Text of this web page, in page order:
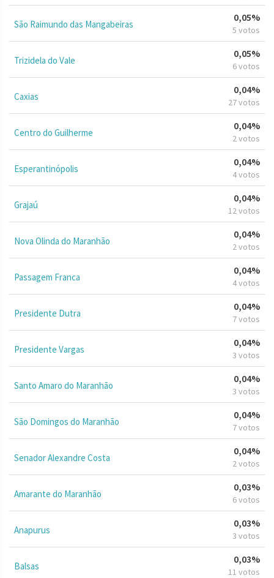
São Raimundo das Mangabeiras
0,05%
5 votos
Trizidela do Vale
0,05%
6 votos
Caxias
0,04%
27 votos
Centro do Guilherme
0,04%
2 votos
Esperantinópolis
0,04%
4 votos
Grajaú
0,04%
12 votos
Nova Olinda do Maranhão
0,04%
2 votos
Passagem Franca
0,04%
4 votos
Presidente Dutra
0,04%
7 votos
Presidente Vargas
0,04%
3 votos
Santo Amaro do Maranhão
0,04%
3 votos
São Domingos do Maranhão
0,04%
7 votos
Senador Alexandre Costa
0,04%
2 votos
Amarante do Maranhão
0,03%
6 votos
Anapurus
0,03%
3 votos
Balsas
0,03%
11 votos